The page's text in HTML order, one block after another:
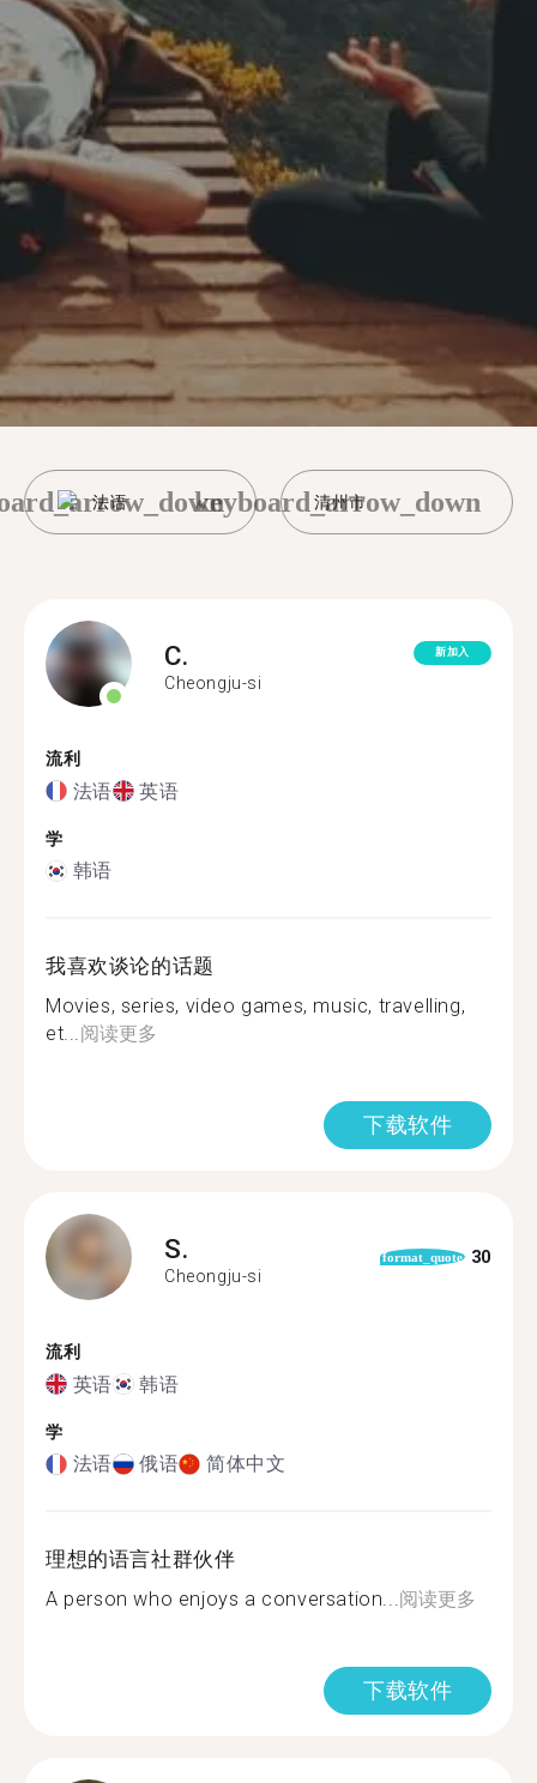
法语 清州市
keyboard_arrow_down
C.
Cheongju-si
新加入
流利
法语 英语
学
韩语
我喜欢谈论的话题
Movies, series, video games, music, travelling,
et...阅读更多
下载软件
S.
Cheongju-si
format_quote 30
流利
英语 韩语
学
法语 俄语 简体中文
理想的语言社群伙伴
A person who enjoys a conversation...阅读更多
下载软件